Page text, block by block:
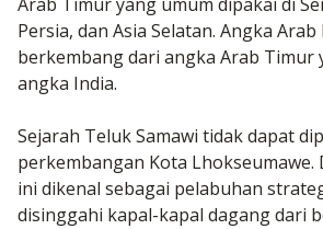
Persia, dan Asia Selatan. Angka
berkembang dari angka Arab Timur
angka India.
Sejarah Teluk Samawi tidak dapat
perkembangan Kota Lhokseumawe.
ini dikenal sebagai pelabuhan
disinggahi kapal-kapal dagang dari